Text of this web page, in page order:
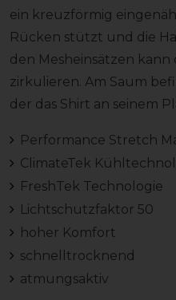
ein kreuzförmig
Rücken stützt und die
den Mesheinsätzen kann
zirkulieren. Am Saum
der das Shirt an seinem
Performance Stretch
ClimateTek
FreshTek Technologie
Lichtschutzfaktor 50
hoher Komfort
schnelltrocknend
atmungsaktiv